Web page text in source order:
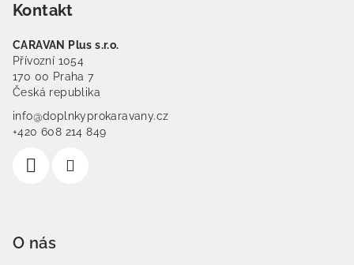
Kontakt
CARAVAN Plus s.r.o.
Přívozní 1054
170 00 Praha 7
Česká republika
info@doplnkyprokaravany.cz
+420 608 214 849
O nás